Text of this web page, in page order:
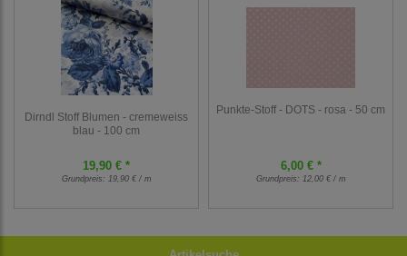
Dirndl Stoff Blumen - cremeweiss
blau - 100 cm
19,90 € *
Grundpreis: 19,90 € / m
Punkte-Stoff - DOTS - rosa - 50 cm
6,00 € *
Grundpreis: 12,00 € / m